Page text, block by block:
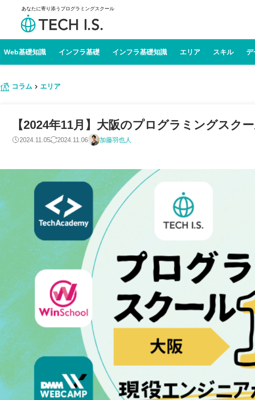
あなたに寄り添うプログラミングスクール
Web基礎知識 インフラ基礎 インフラ基礎知識 エリア スキル デ
コラム エリア
【2024年11月】大阪のプログラミングスク
2024.11.05 2024.11.06 加藤羽也人